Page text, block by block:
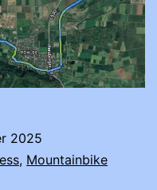
2025
, Mountainbike